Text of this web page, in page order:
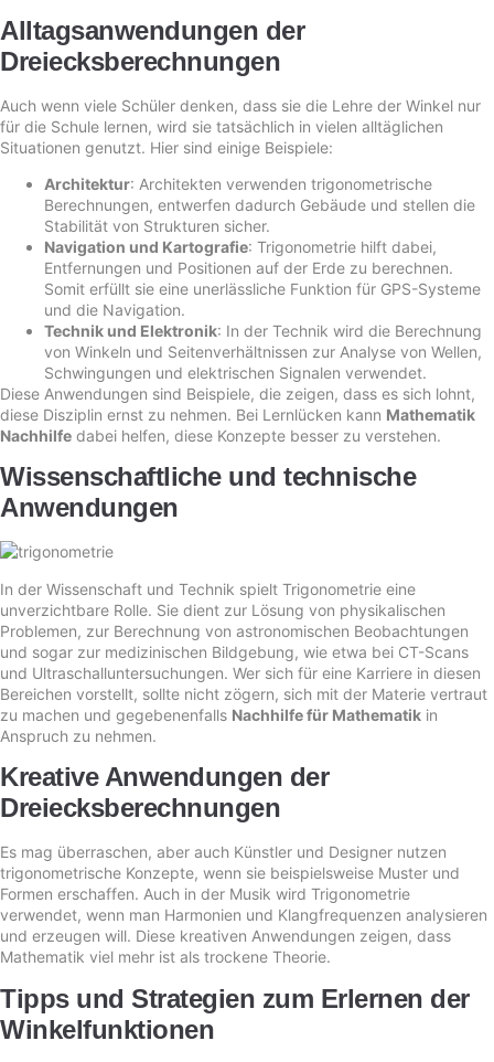
Alltagsanwendungen der
Dreiecksberechnungen
Auch wenn viele Schüler denken, dass sie die Lehre der Winkel nur
für die Schule lernen, wird sie tatsächlich in vielen alltäglichen
Situationen genutzt. Hier sind einige Beispiele:
Architektur: Architekten verwenden trigonometrische
Berechnungen, entwerfen dadurch Gebäude und stellen die
Stabilität von Strukturen sicher.
Navigation und Kartografie: Trigonometrie hilft dabei,
Entfernungen und Positionen auf der Erde zu berechnen.
Somit erfüllt sie eine unerlässliche Funktion für GPS-Systeme
und die Navigation.
Technik und Elektronik: In der Technik wird die Berechnung
von Winkeln und Seitenverhältnissen zur Analyse von Wellen,
Schwingungen und elektrischen Signalen verwendet.
Diese Anwendungen sind Beispiele, die zeigen, dass es sich lohnt,
diese Disziplin ernst zu nehmen. Bei Lernlücken kann Mathematik
Nachhilfe dabei helfen, diese Konzepte besser zu verstehen.
Wissenschaftliche und technische
Anwendungen
In der Wissenschaft und Technik spielt Trigonometrie eine
unverzichtbare Rolle. Sie dient zur Lösung von physikalischen
Problemen, zur Berechnung von astronomischen Beobachtungen
und sogar zur medizinischen Bildgebung, wie etwa bei CT-Scans
und Ultraschalluntersuchungen. Wer sich für eine Karriere in diesen
Bereichen vorstellt, sollte nicht zögern, sich mit der Materie vertraut
zu machen und gegebenenfalls Nachhilfe für Mathematik in
Anspruch zu nehmen.
Kreative Anwendungen der
Dreiecksberechnungen
Es mag überraschen, aber auch Künstler und Designer nutzen
trigonometrische Konzepte, wenn sie beispielsweise Muster und
Formen erschaffen. Auch in der Musik wird Trigonometrie
verwendet, wenn man Harmonien und Klangfrequenzen analysieren
und erzeugen will. Diese kreativen Anwendungen zeigen, dass
Mathematik viel mehr ist als trockene Theorie.
Tipps und Strategien zum Erlernen der
Winkelfunktionen